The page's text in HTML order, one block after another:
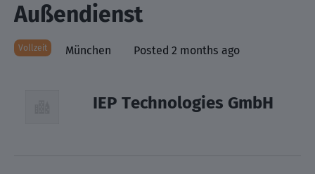
Außendienst
Vollzeit München Posted 2 months ago
IEP Technologies GmbH